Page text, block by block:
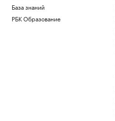
База знаний
РБК Образование